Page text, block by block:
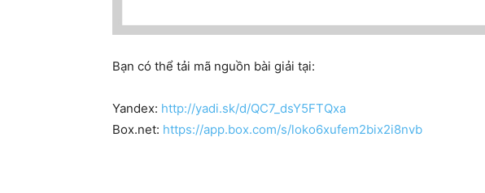
Bạn có thể tải mã nguồn bài giải tại:
Yandex: http://yadi.sk/d/QC7_dsY5FTQxa
Box.net: https://app.box.com/s/loko6xufem2bix2i8nvb